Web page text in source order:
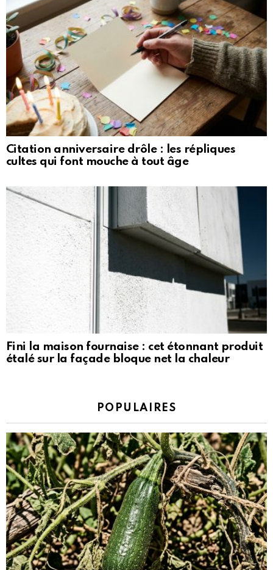
Citation anniversaire drôle : les répliques
cultes qui font mouche à tout âge
Fini la maison fournaise : cet étonnant produit
étalé sur la façade bloque net la chaleur
POPULAIRES